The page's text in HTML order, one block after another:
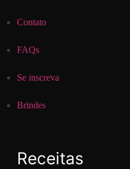
Contato
FAQs
Se inscreva
Brindes
Receitas